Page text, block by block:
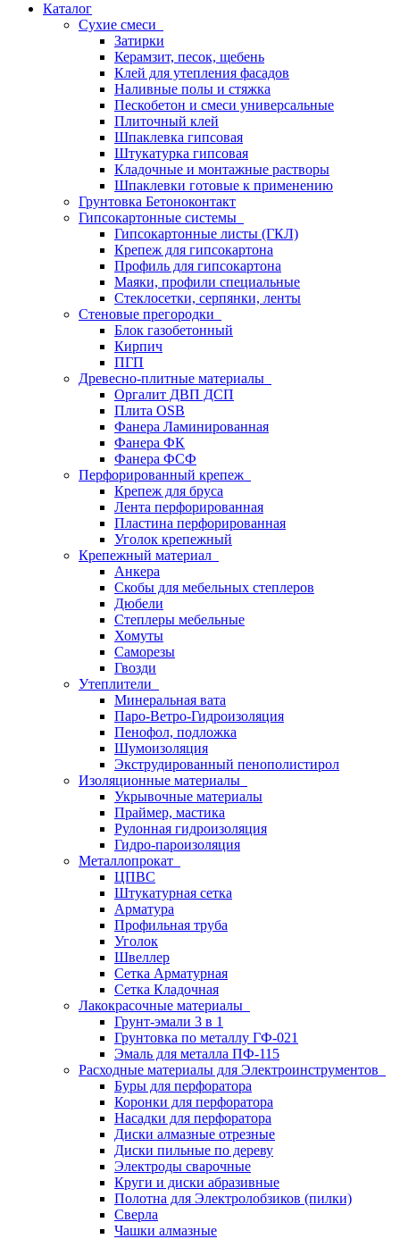
Каталог
Сухие смеси
Затирки
Керамзит, песок, щебень
Клей для утепления фасадов
Наливные полы и стяжка
Пескобетон и смеси универсальные
Плиточный клей
Шпаклевка гипсовая
Штукатурка гипсовая
Кладочные и монтажные растворы
Шпаклевки готовые к применению
Грунтовка Бетоноконтакт
Гипсокартонные системы
Гипсокартонные листы (ГКЛ)
Крепеж для гипсокартона
Профиль для гипсокартона
Маяки, профили специальные
Стеклосетки, серпянки, ленты
Стеновые прегородки
Блок газобетонный
Кирпич
ПГП
Древесно-плитные материалы
Оргалит ДВП ДСП
Плита OSB
Фанера Ламинированная
Фанера ФК
Фанера ФСФ
Перфорированный крепеж
Крепеж для бруса
Лента перфорированная
Пластина перфорированная
Уголок крепежный
Крепежный материал
Анкера
Скобы для мебельных степлеров
Дюбели
Степлеры мебельные
Хомуты
Саморезы
Гвозди
Утеплители
Минеральная вата
Паро-Ветро-Гидроизоляция
Пенофол, подложка
Шумоизоляция
Экструдированный пенополистирол
Изоляционные материалы
Укрывочные материалы
Праймер, мастика
Рулонная гидроизоляция
Гидро-пароизоляция
Металлопрокат
ЦПВС
Штукатурная сетка
Арматура
Профильная труба
Уголок
Швеллер
Сетка Арматурная
Сетка Кладочная
Лакокрасочные материалы
Грунт-эмали 3 в 1
Грунтовка по металлу ГФ-021
Эмаль для металла ПФ-115
Расходные материалы для Электроинструментов
Буры для перфоратора
Коронки для перфоратора
Насадки для перфоратора
Диски алмазные отрезные
Диски пильные по дереву
Электроды сварочные
Круги и диски абразивные
Полотна для Электролобзиков (пилки)
Сверла
Чашки алмазные